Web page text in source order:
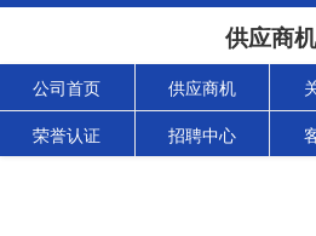
供应商机
公司首页 供应商机
荣誉认证 招聘中心